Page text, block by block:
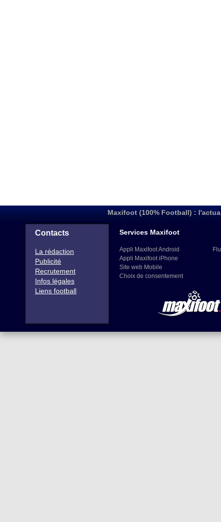
Maxifoot (100% Football) :
Contacts
La rédaction
Publicité
Recrutement
Infos légales
Liens football
Services Maxifoot
Appli Maxifoot Android
Appli Maxifoot iPhone
Site web Mobile
Choix de consentement